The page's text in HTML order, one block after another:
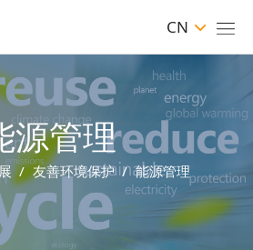
CN
源管理
友善环境保护 能源管理